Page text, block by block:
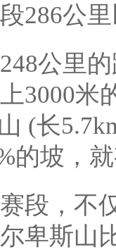
286公
公里
3000米
(长
的坡，
段，不
卑斯山